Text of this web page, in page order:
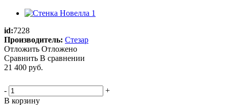
id:7228
Производитель: Стезар
Отложить Отложено
Сравнить В сравнении
21 400 руб.
-
+
В корзину